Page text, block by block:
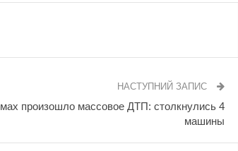
НАСТУПНИЙ ЗАПИС
произошло массовое ДТП: столкнулись 4
машины